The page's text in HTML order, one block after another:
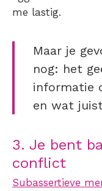
me lastig.
Maar je
nog: het
informatie
en wat
3. Je bent
conflict
Subassertieve